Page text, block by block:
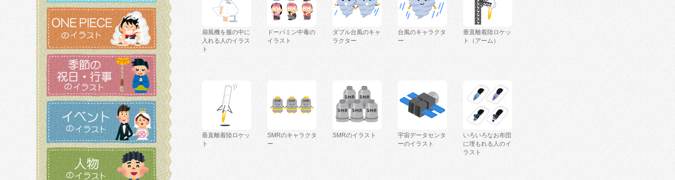
扇風機を服の中に
入れる人のイラス
ト
ドーパミン中毒の
イラスト
ダブル台風のキャ
ラクター
台風のキャラクタ
ー
垂直離着陸ロケッ
ト（アーム）
垂直離着陸ロケッ
ト
SMRのキャラクタ
ー
SMRのイラスト
宇宙データセンタ
ーのイラスト
いろいろなお布団
に埋もれる人のイ
ラスト